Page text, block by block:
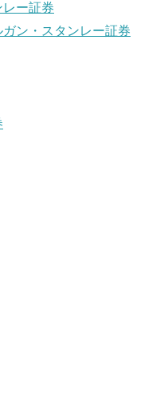
ー証券
ン・スタンレー証券